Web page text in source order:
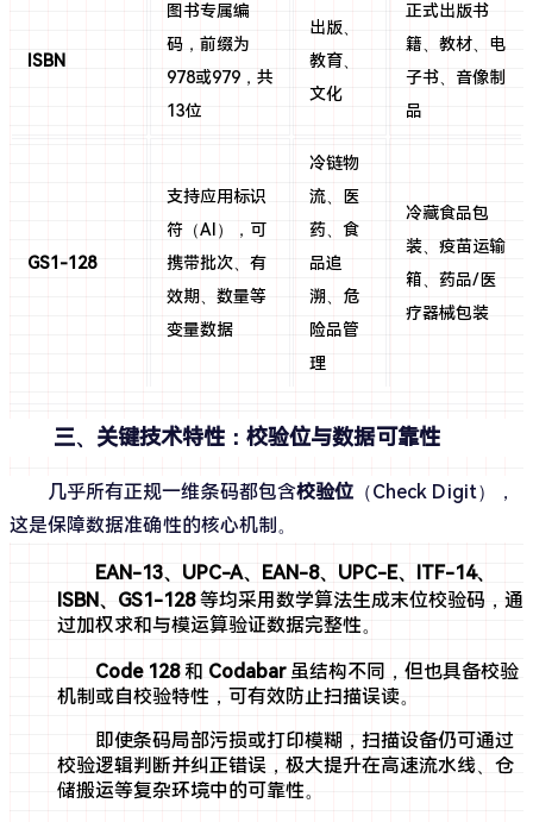
ISBN
图书专属编
码，前缀为
978或979，共
13位
出版、
教育、
文化
正式出版书
籍、教材、电
子书、音像制
品
GS1-128
支持应用标识
符（AI），可
携带批次、有
效期、数量等
变量数据
冷链物
流、医
药、食
品追
溯、危
险品管
理
冷藏食品包
装、疫苗运输
箱、药品/医
疗器械包装
三、关键技术特性：校验位与数据可靠性
几乎所有正规一维条码都包含校验位 （Check Digit），
这是保障数据准确性的核心机制。
EAN-13、UPC-A、EAN-8、UPC-E、ITF-14、
ISBN、GS1-128等均采用数学算法生成末位校验码，通
过加权求和与模运算验证数据完整性。
Code 128和 Codabar虽结构不同，但也具备校验
机制或自校验特性，可有效防止扫描误读。
即使条码局部污损或打印模糊，扫描设备仍可通过
校验逻辑判断并纠正错误，极大提升在高速流水线、仓
储搬运等复杂环境中的可靠性。